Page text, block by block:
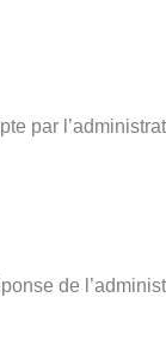
par
de